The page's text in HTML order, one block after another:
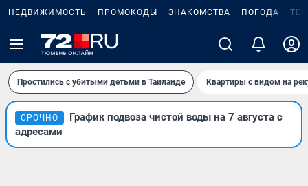
НЕДВИЖИМОСТЬ ПРОМОКОДЫ ЗНАКОМСТВА ПОГОДА
Простились с убитыми детьми в Таиланде Квартиры с видом на
СРОЧНО
График подвоза чистой воды на 7 августа с
адресами